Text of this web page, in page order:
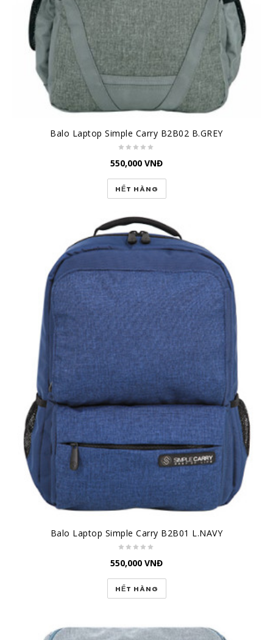
Balo Laptop Simple Carry B2B02 B.GREY
550,000 VNĐ
HẾT HÀNG
Balo Laptop Simple Carry B2B01 L.NAVY
550,000 VNĐ
HẾT HÀNG